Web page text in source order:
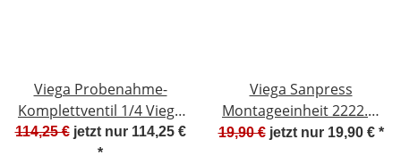
Viega Probenahme-
Komplettventil 1/4 Viega
576370 2234.1 NEU
#W753-1007-5
114,25 € jetzt nur 114,25 €
*
Viega Sanpress
Montageeinheit 2222.2,
308674, 15 x 1/2 IG x 100
19,90 € jetzt nur 19,90 € *